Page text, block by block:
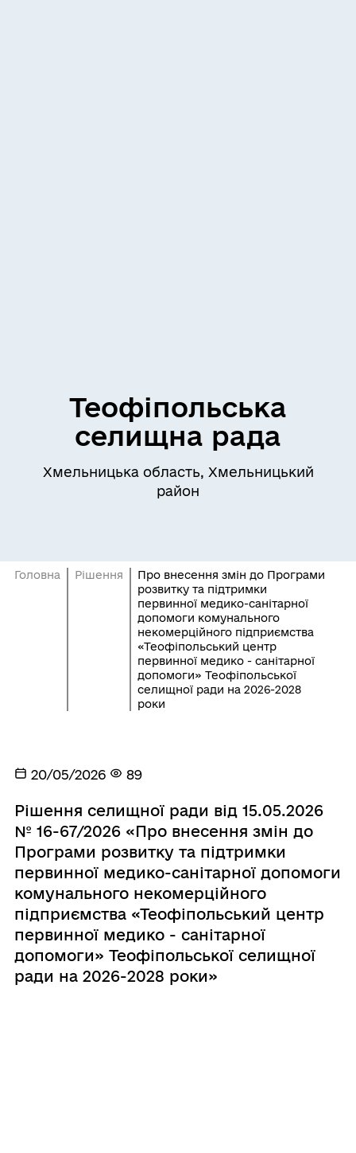
Теофіпольська
селищна рада
Хмельницька область, Хмельницький
район
Головна Рішення
Про внесення змін до Програми
розвитку та підтримки
первинної медико-санітарної
допомоги комунального
некомерційного підприємства
«Теофіпольський центр
первинної медико - санітарної
допомоги» Теофіпольської
селищної ради на 2026-2028
роки
20/05/2026 89
Рішення селищної ради від 15.05.2026
№ 16-67/2026 «Про внесення змін до
Програми розвитку та підтримки
первинної медико-санітарної допомоги
комунального некомерційного
підприємства «Теофіпольський центр
первинної медико - санітарної
допомоги» Теофіпольської селищної
ради на 2026-2028 роки»